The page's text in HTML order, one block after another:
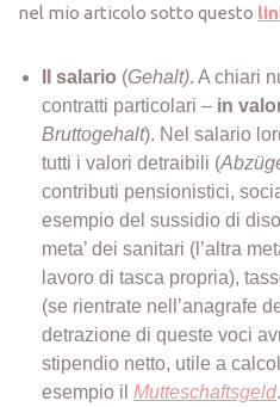
nel mio articolo sotto questo
Il salario (Gehalt). A chiari
contratti particolari – in
Bruttogehalt). Nel salario
tutti i valori detraibili (
contributi pensionistici,
esempio del sussidio di
meta’ dei sanitari (l’altra
lavoro di tasca propria),
(se rientrate nell’anagrafe
detrazione di queste voci
stipendio netto, utile a
esempio il Mutteschaftsgeld